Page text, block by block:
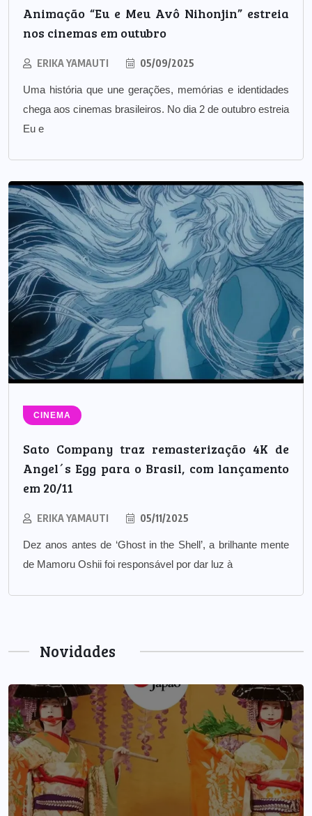
Animação “Eu e Meu Avô Nihonjin” estreia
nos cinemas em outubro
ERIKA YAMAUTI 05/09/2025
Uma história que une gerações, memórias e identidades
chega aos cinemas brasileiros. No dia 2 de outubro estreia
Eu e
CINEMA
Sato Company traz remasterização 4K de
Angel´s Egg para o Brasil, com lançamento
em 20/11
ERIKA YAMAUTI 05/11/2025
Dez anos antes de ‘Ghost in the Shell’, a brilhante mente
de Mamoru Oshii foi responsável por dar luz à
Novidades